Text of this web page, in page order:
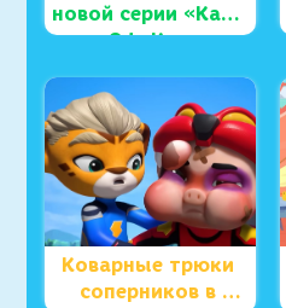
новой серии «Катя
и Эф. Куда-
Коварные трюки
соперников в